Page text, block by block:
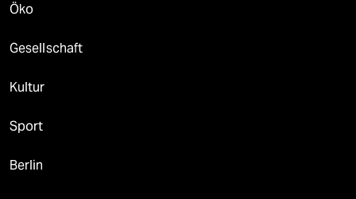
Öko
Gesellschaft
Kultur
Sport
Berlin